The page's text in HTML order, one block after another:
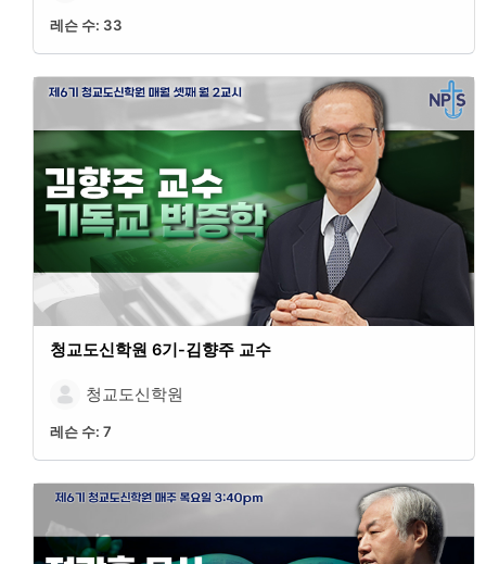
레슨 수: 33
청교도신학원 6기-김향주 교수
청교도신학원
레슨 수: 7